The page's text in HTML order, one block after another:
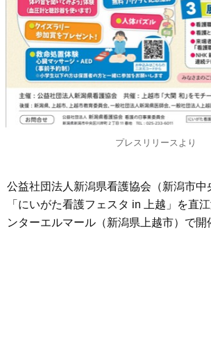
プレスリリースより
公益社団法人新潟県看護協会（新潟市中
「にいがた看護フェスタ in 上越」を直
ンターエルマール（新潟県上越市）で開